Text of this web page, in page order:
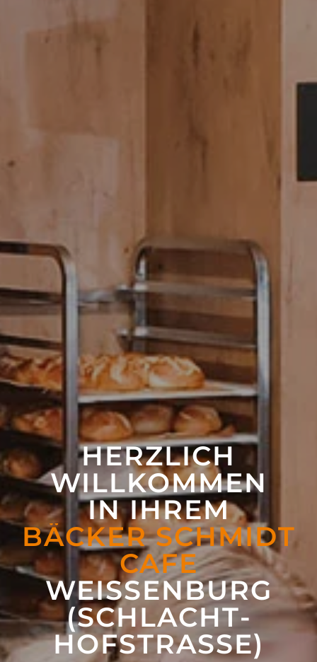
HERZLICH
WILLKOMMEN
IN IHREM
BÄCKER SCHMIDT
CAFE
WEISSEN­BURG (
SCHLACHT­H
OFSTRASSE)